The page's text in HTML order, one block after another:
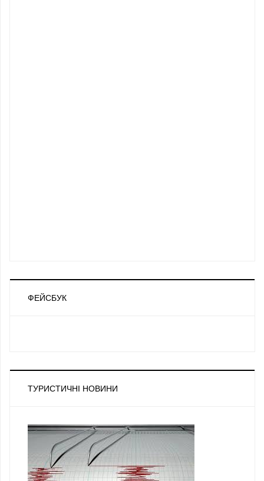
ФЕЙСБУК
ТУРИСТИЧНІ НОВИНИ